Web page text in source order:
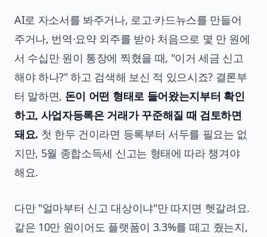
AI로 자소서를 봐주거나, 로고·카드뉴스를 만들어
주거나, 번역·요약 외주를 받아 처음으로 몇 만 원에
서 수십만 원이 통장에 찍혔을 때, "이거 세금 신고
해야 하나?" 하고 검색해 보신 적 있으시죠? 결론부
터 말하면, 돈이 어떤 형태로 들어왔는지부터 확인
하고, 사업자등록은 거래가 꾸준해질 때 검토하면
돼요. 첫 한두 건이라면 등록부터 서두를 필요는 없
지만, 5월 종합소득세 신고는 형태에 따라 챙겨야
해요.
다만 "얼마부터 신고 대상이냐"만 따지면 헷갈려요.
같은 10만 원이어도 플랫폼이 3.3%를 떼고 줬는지,